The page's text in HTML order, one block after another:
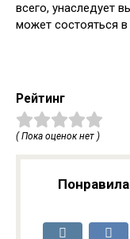
всего, унаследует
может состояться
Рейтинг
( Пока оценок нет )